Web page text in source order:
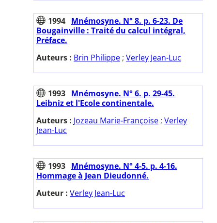
1994 Mnémosyne. N° 8. p. 6-23. De
Bougainville : Traité du calcul intégral,
Préface.
Auteurs : Brin Philippe ; Verley Jean-Luc
1993 Mnémosyne. N° 6. p. 29-45.
Leibniz et l'Ecole continentale.
Auteurs : Jozeau Marie-Françoise ; Verley
Jean-Luc
1993 Mnémosyne. N° 4-5. p. 4-16.
Hommage à Jean Dieudonné.
Auteur : Verley Jean-Luc